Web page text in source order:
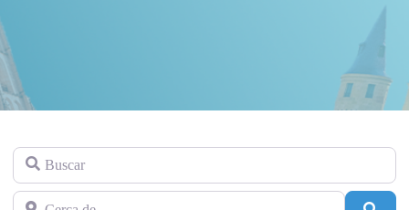
Buscar
Cerca de